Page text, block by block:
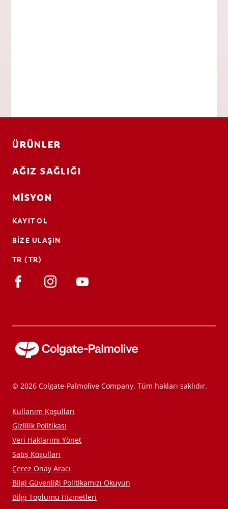
ÜRÜNLER
AĞIZ SAĞLIĞI
MISYON
KAYIT OL
BIZE ULAŞIN
TR (TR)
© 2026 Colgate-Palmolive Company. Tüm hakları saklıdır.
Kullanım Koşulları
Gizlilik Politikası
Veri Haklarımı Yönet
Satış Koşulları
Çerez Onay Aracı
Bilgi Güvenliği Politikamızı Okuyun
Bilgi Toplumu Hizmetleri